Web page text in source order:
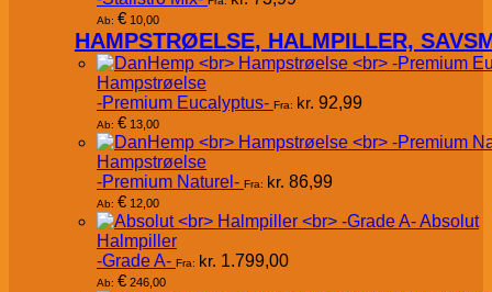
Ab: € 10,00
HAMPSTRØELSE, HALMPILLER,
Hampstrøelse
-Premium Eucalyptus- Fra: kr. 92,99
Ab: € 13,00
Hampstrøelse
-Premium Naturel- Fra: kr. 86,99
Ab: € 12,00
Absolut
Halmpiller
-Grade A- Fra: kr. 1.799,00
Ab: € 246,00